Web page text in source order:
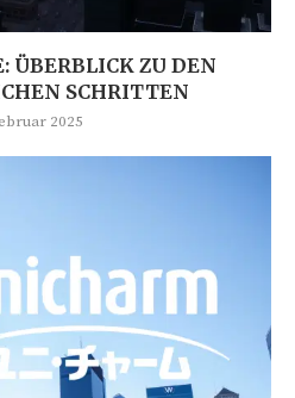
ÜBERBLICK ZU DEN
SCHRITTEN
2025